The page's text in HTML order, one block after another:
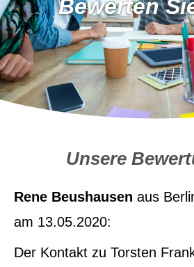
Bewerten
Unsere
Rene Beushausen aus
am 13.05.2020:
Der Kontakt zu Torsten